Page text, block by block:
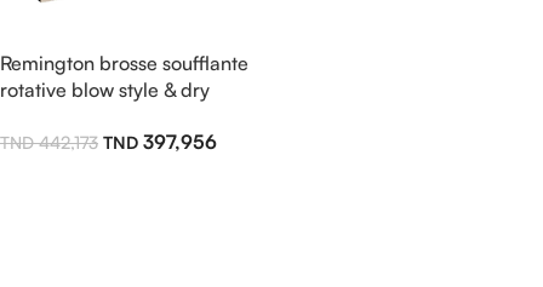
Remington brosse soufflante
rotative blow style & dry
442,173 397,956